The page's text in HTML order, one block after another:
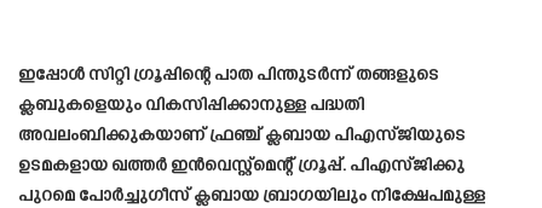
ഇപ്പോൾ സിറ്റി ഗ്രൂപ്പിന്റെ പാത പിന്തുടർന്ന് തങ്ങളുടെ
ക്ലബുകളെയും വികസിപ്പിക്കാനുള്ള പദ്ധതി
അവലംബിക്കുകയാണ് ഫ്രഞ്ച് ക്ലബായ പിഎസ്‌ജിയുടെ
ഉടമകളായ ഖത്തർ ഇൻവെസ്റ്റ്‌മെന്റ് ഗ്രൂപ്പ്. പിഎസ്‌ജിക്കു
പുറമെ പോർച്ചുഗീസ് ക്ലബായ ബ്രാഗയിലും നിക്ഷേപമുള്ള